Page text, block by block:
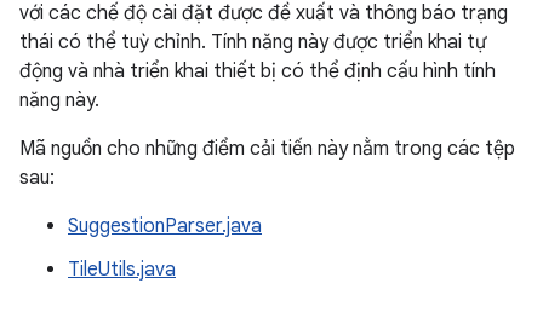
với các chế độ cài đặt được đề xuất và thông báo trạng
thái có thể tuỳ chỉnh. Tính năng này được triển khai tự
động và nhà triển khai thiết bị có thể định cấu hình tính
năng này.
Mã nguồn cho những điểm cải tiến này nằm trong các tệp
sau:
SuggestionParser.java
TileUtils.java